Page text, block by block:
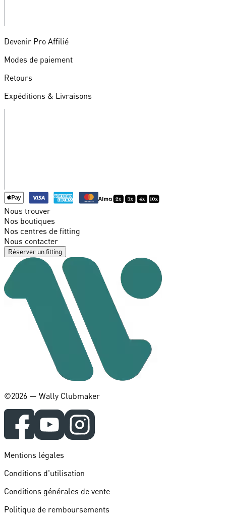
Devenir Pro Affilié
Modes de paiement
Retours
Expéditions & Livraisons
Nous trouver
Nos boutiques
Nos centres de fitting
Nous contacter
Réserver un fitting
©️2026 — Wally Clubmaker
Mentions légales
Conditions d'utilisation
Conditions générales de vente
Politique de remboursements